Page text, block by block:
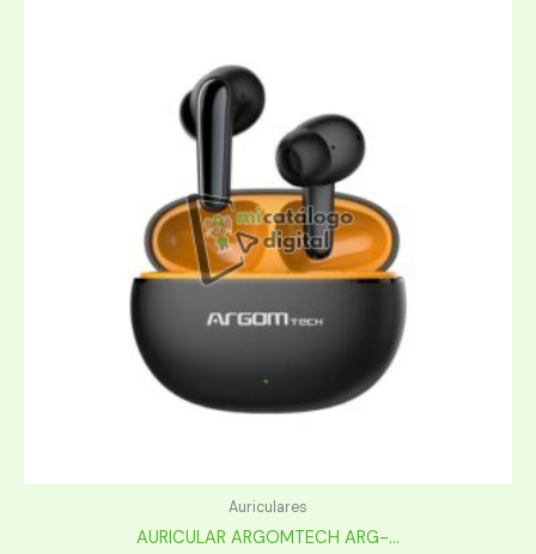
Auriculares
AURICULAR ARGOMTECH ARG-...